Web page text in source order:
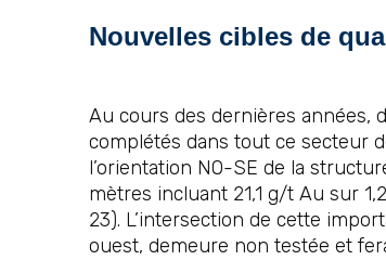
Nouvelles cibles de
Au cours des dernières années,
complétés dans tout ce secteur
l’orientation NO-SE de la
mètres incluant 21,1 g/t Au sur
23). L’intersection de cette
ouest, demeure non testée et